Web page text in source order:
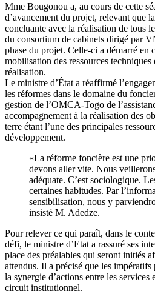
Mme Bougonou a, au cours de cette
d’avancement du projet, relevant que
concluante avec la réalisation de tous
du consortium de cabinets dirigé par
phase du projet. Celle-ci a démarré en
mobilisation des ressources techniques
réalisation.
Le ministre d’État a réaffirmé
les réformes dans le domaine du
gestion de l’OMCA-Togo de
accompagnement à la réalisation des
terre étant l’une des principales
développement.
«La réforme foncière est une
devons aller vite. Nous
adéquate. C’est sociologique.
certaines habitudes. Par
sensibilisation, nous y
insisté M. Adedze.
Pour relever ce qui paraît, dans le
défi, le ministre d’Etat a rassuré ses
place des préalables qui seront initiés
attendus. Il a précisé que les
la synergie d’actions entre les
circuit institutionnel.